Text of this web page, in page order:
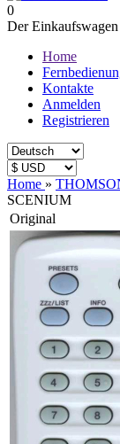
0
Der
Home
Kontakte
Anmelden
Registrieren
Home »
SCENIUM
Original